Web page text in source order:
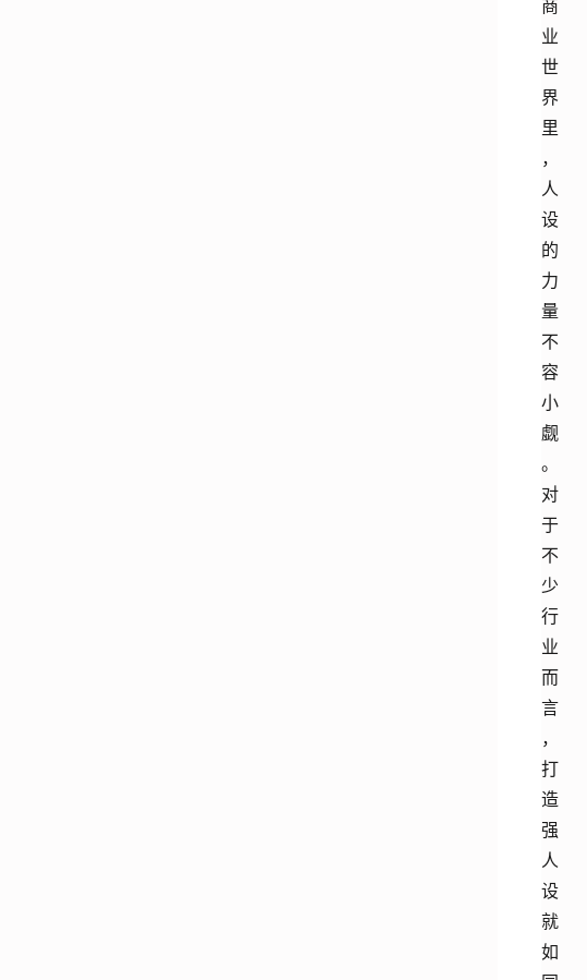
商
业
世
界
里
，
人
设
的
力
量
不
容
小
觑
。
对
于
不
少
行
业
而
言
，
打
造
强
人
设
就
如